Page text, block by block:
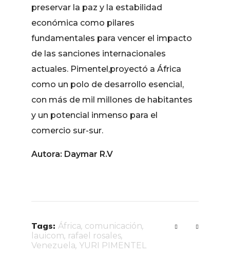
preservar la paz y la estabilidad
económica como pilares
fundamentales para vencer el impacto
de las sanciones internacionales
actuales. Pimentel,proyectó a África
como un polo de desarrollo esencial,
con más de mil millones de habitantes
y un potencial inmenso para el
comercio sur-sur.
Autora: Daymar R.V
Tags:África, comunicación,
lauicom, rafael rosales,
Venezuela, YURI PIMENTEL